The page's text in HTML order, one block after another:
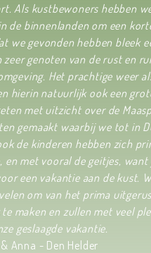
Als kustbewoners hebben
de binnenlanden om een
we gevonden hebben bleek
zeer genoten van de rust en
Het prachtige weer
hierin natuurlijk ook een
met uitzicht over de
gemaakt waarbij we tot in
de kinderen hebben zich
en met vooral de geitjes,
een vakantie aan de kust.
om van het prima
maken en zullen met veel
geslaagde vakantie.
Anna - Den Helder